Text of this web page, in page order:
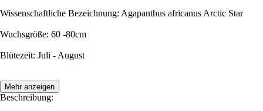
Wissenschaftliche Bezeichnung: Agapanthus africanus Arctic Star
Wuchsgröße: 60 -80cm
Blütezeit: Juli - August
Beschreibung:
Mehr anzeigen